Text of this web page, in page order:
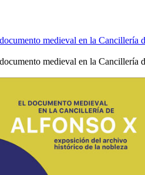
medieval en la Cancillería
medieval en la Cancillería